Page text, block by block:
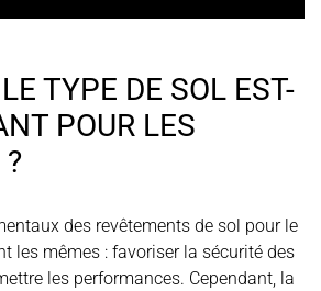
TYPE DE SOL EST-
POUR LES
des revêtements de sol pour le
les mêmes : favoriser la sécurité des
les performances. Cependant, la